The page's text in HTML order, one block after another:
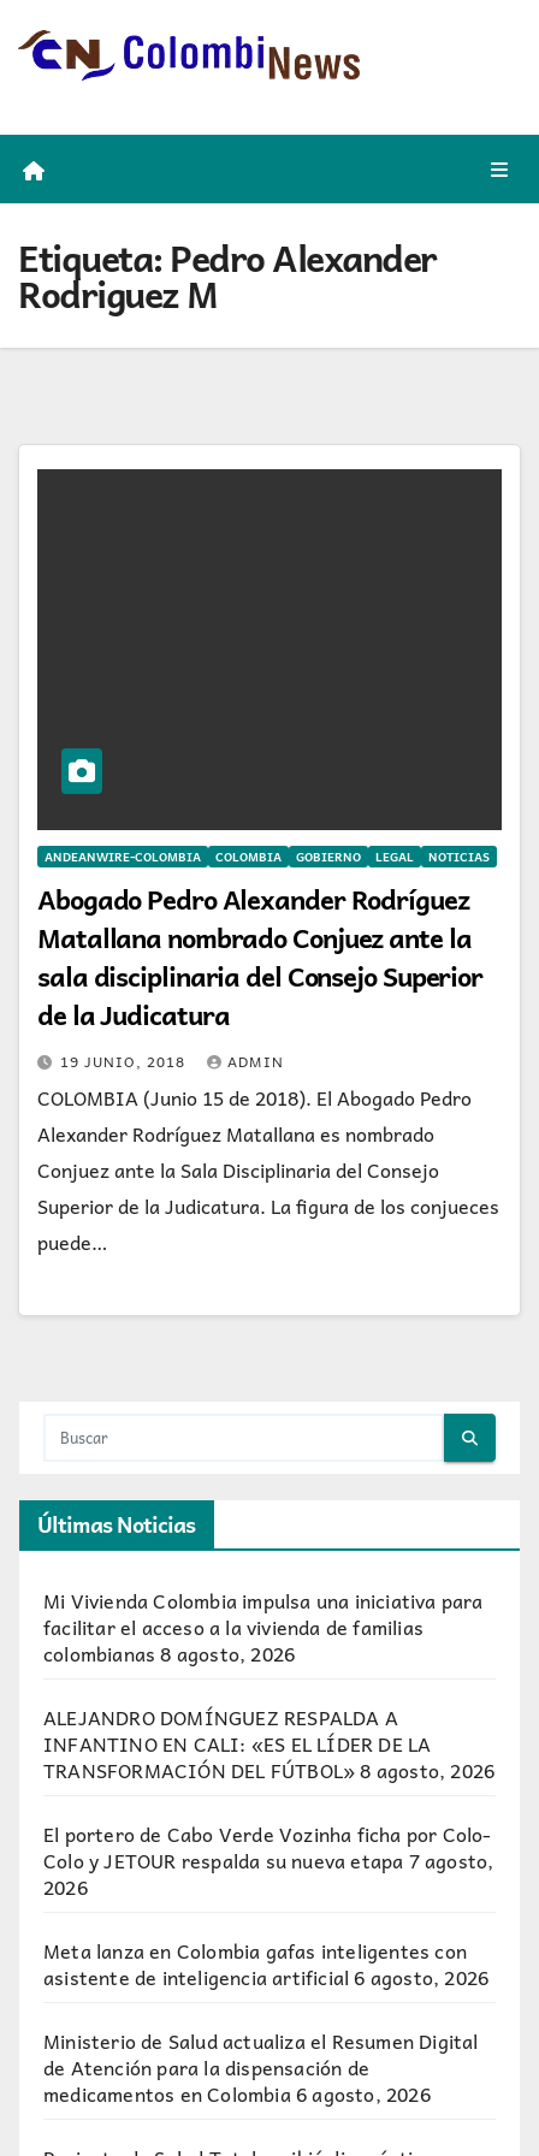
Etiqueta:Pedro Alexander
Rodriguez M
ANDEANWIRE-COLOMBIA COLOMBIA GOBIERNO LEGAL NOTICIAS
Abogado Pedro Alexander Rodríguez
Matallana nombrado Conjuez ante la
sala disciplinaria del Consejo Superior
de la Judicatura
19 JUNIO, 2018 ADMIN
COLOMBIA (Junio 15 de 2018). El Abogado Pedro
Alexander Rodríguez Matallana es nombrado
Conjuez ante la Sala Disciplinaria del Consejo
Superior de la Judicatura. La figura de los conjueces
puede…
Últimas Noticias
Mi Vivienda Colombia impulsa una iniciativa para
facilitar el acceso a la vivienda de familias
colombianas 8 agosto, 2026
ALEJANDRO DOMÍNGUEZ RESPALDA A
INFANTINO EN CALI: «ES EL LÍDER DE LA
TRANSFORMACIÓN DEL FÚTBOL»8 agosto, 2026
El portero de Cabo Verde Vozinha ficha por Colo-
Colo y JETOUR respalda su nueva etapa7 agosto,
2026
Meta lanza en Colombia gafas inteligentes con
asistente de inteligencia artificial 6 agosto, 2026
Ministerio de Salud actualiza el Resumen Digital
de Atención para la dispensación de
medicamentos en Colombia6 agosto, 2026